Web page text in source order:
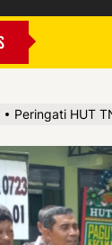
Peringati HUT